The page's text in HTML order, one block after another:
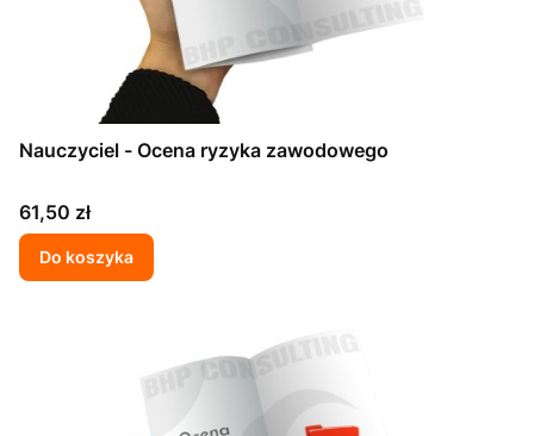
Nauczyciel - Ocena ryzyka zawodowego
Cena
61,50 zł
Do koszyka